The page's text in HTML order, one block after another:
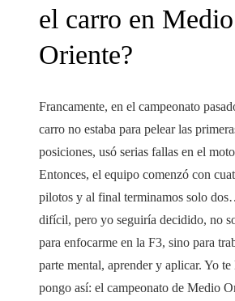
el carro en Medio
Oriente?
Francamente, en el campeonato
carro no estaba para pelear las
posiciones, usó serias fallas en el
Entonces, el equipo comenzó con
pilotos y al final terminamos solo
difícil, pero yo seguiría decidido, no
para enfocarme en la F3, sino para
parte mental, aprender y aplicar. Yo te
pongo así: el campeonato de Medio